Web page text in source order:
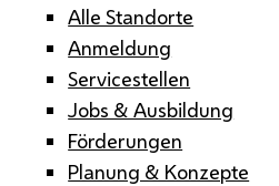
Alle Standorte
Anmeldung
Servicestellen
Jobs & Ausbildung
Förderungen
Planung & Konzepte